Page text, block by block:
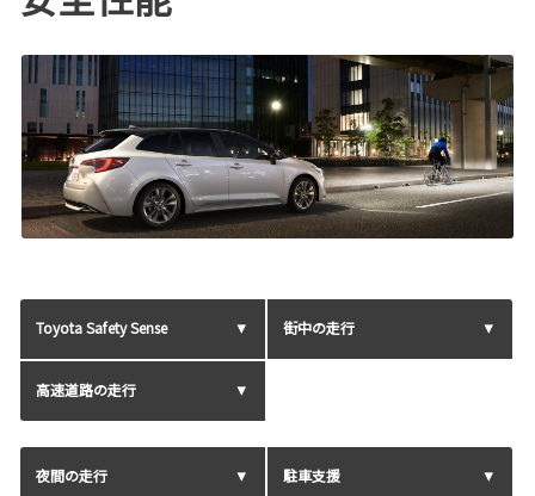
Toyota Safety Sense 街中の走行
高速道路の走行
夜間の走行 駐車支援